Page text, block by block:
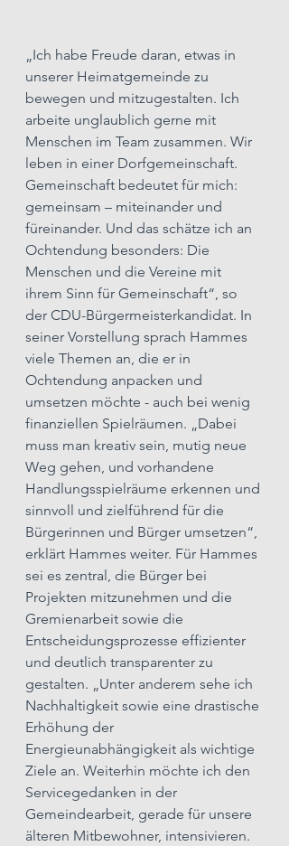
„Ich habe Freude daran, etwas in
unserer Heimatgemeinde zu
bewegen und mitzugestalten. Ich
arbeite unglaublich gerne mit
Menschen im Team zusammen. Wir
leben in einer Dorfgemeinschaft.
Gemeinschaft bedeutet für mich:
gemeinsam – miteinander und
füreinander. Und das schätze ich an
Ochtendung besonders: Die
Menschen und die Vereine mit
ihrem Sinn für Gemeinschaft“, so
der CDU-Bürgermeisterkandidat. In
seiner Vorstellung sprach Hammes
viele Themen an, die er in
Ochtendung anpacken und
umsetzen möchte - auch bei wenig
finanziellen Spielräumen. „Dabei
muss man kreativ sein, mutig neue
Weg gehen, und vorhandene
Handlungsspielräume erkennen und
sinnvoll und zielführend für die
Bürgerinnen und Bürger umsetzen“,
erklärt Hammes weiter. Für Hammes
sei es zentral, die Bürger bei
Projekten mitzunehmen und die
Gremienarbeit sowie die
Entscheidungsprozesse effizienter
und deutlich transparenter zu
gestalten. „Unter anderem sehe ich
Nachhaltigkeit sowie eine drastische
Erhöhung der
Energieunabhängigkeit als wichtige
Ziele an. Weiterhin möchte ich den
Servicegedanken in der
Gemeindearbeit, gerade für unsere
älteren Mitbewohner, intensivieren.